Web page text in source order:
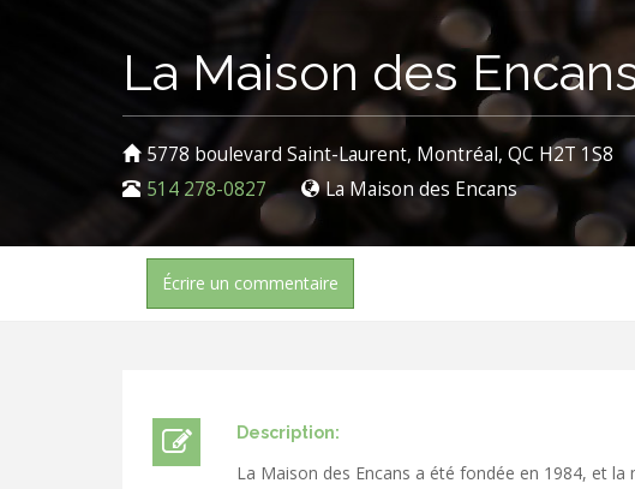
La Maison des
5778 boulevard Saint-Laurent, Montréal, QC H2T 1S8
514 278-0827
La Maison des Encans
Écrire un commentaire
Description:
La Maison des Encans a été fondée en 1984, et